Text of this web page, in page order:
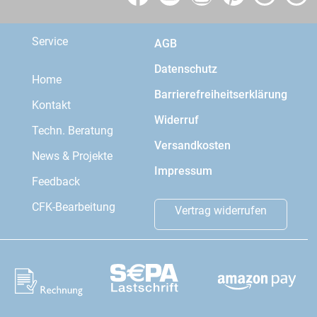
Service
Home
Kontakt
Techn. Beratung
News & Projekte
Feedback
CFK-Bearbeitung
AGB
Datenschutz
Barrierefreiheitserklärung
Widerruf
Versandkosten
Impressum
Vertrag widerrufen